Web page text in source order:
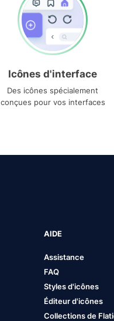
Icônes d'interface
Des icônes spécialement
conçues pour vos interfaces
AIDE
Assistance
FAQ
Styles d'icônes
Éditeur d'icônes
Collections de